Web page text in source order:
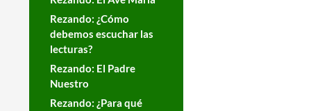
Rezando: ¿Cómo
debemos escuchar las
lecturas?
Rezando: El Padre
Nuestro
Rezando: ¿Para qué